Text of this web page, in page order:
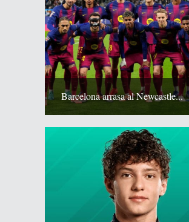
Barcelona arrasa al Newcastle...